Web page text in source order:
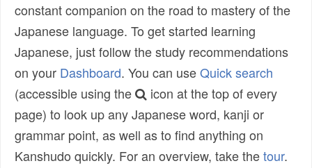
constant companion on the road to mastery of the
Japanese language. To get started learning
Japanese, just follow the study recommendations
on your Dashboard. You can useQuick search
(accessible using the
icon at the top of every
page) to look up any Japanese word, kanji or
grammar point, as well as to find anything on
Kanshudo quickly. For an overview, take thetour.